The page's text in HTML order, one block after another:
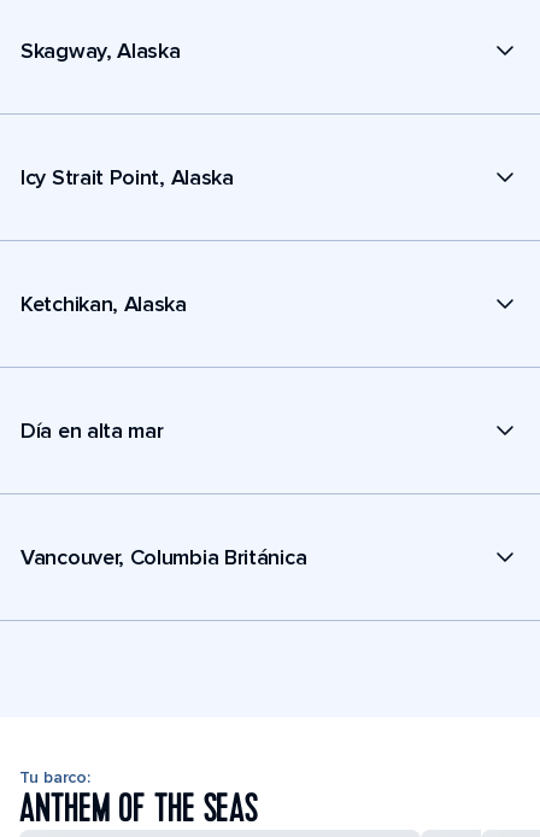
Skagway, Alaska
Icy Strait Point, Alaska
Ketchikan, Alaska
Día en alta mar
Vancouver, Columbia Británica
Tu barco:
ANTHEM OF THE SEAS